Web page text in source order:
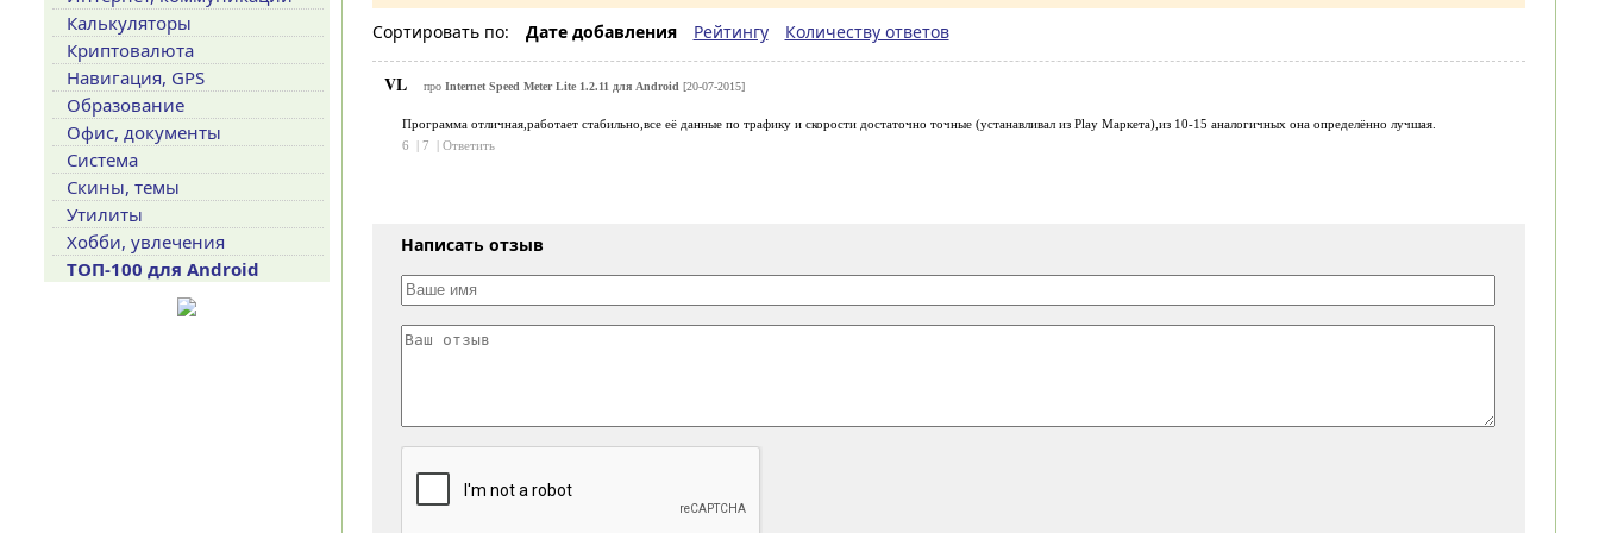
Сортировать по: Дате добавления Рейтингу Количеству ответов
VL про Internet Speed Meter Lite 1.2.11 для Android [20-07-2015]
Программа отличная,работает стабильно,все её данные по трафику и скорости достаточно точные (устанавливал из Play Маркета),из 10-15 аналогичных она определённо лучшая.
6
| 7 | Ответить
Написать отзыв
Калькуляторы
Криптовалюта
Навигация, GPS
Образование
Офис, документы
Система
Скины, темы
Утилиты
Хобби, увлечения
ТОП-100 для Android